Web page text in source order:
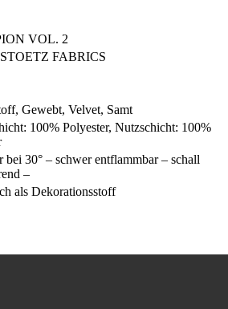
VOL. 2
FABRICS
Gewebt, Velvet, Samt
100% Polyester, Nutzschicht: 100%
bei 30° – schwer entflammbar – schall
–
als Dekorationsstoff